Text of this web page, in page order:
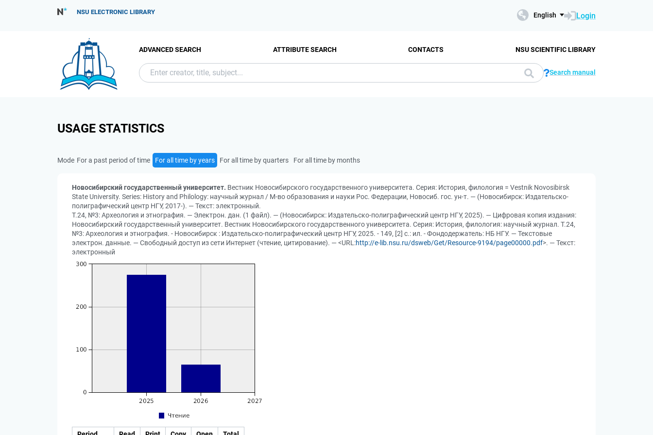
NSU ELECTRONIC LIBRARY English Login
ADVANCED SEARCH ATTRIBUTE SEARCH CONTACTS NSU SCIENTIFIC LIBRARY
Search manual
USAGE STATISTICS
Mode For a past period of time For all time by years For all time by quarters For all time by months
Новосибирский государственный университет. Вестник Новосибирского государственного университета. Серия: История, филология = Vestnik Novosibirsk
State University. Series: History and Philology: научный журнал / М-во образования и науки Рос. Федерации, Новосиб. гос. ун-т. — (Новосибирск: Издательско-
полиграфический центр НГУ, 2017-). — Текст: электронный.
Т.24, №3: Археология и этнография. — Электрон. дан. (1 файл). — (Новосибирск: Издательско-полиграфический центр НГУ, 2025). — Цифровая копия издания:
Новосибирский государственный университет. Вестник Новосибирского государственного университета. Серия: История, филология: научный журнал. Т.24,
№3: Археология и этнография. - Новосибирск : Издательско-полиграфический центр НГУ, 2025. - 149, [2] с.: ил. - Фондодержатель: НБ НГУ. — Текстовые
электрон. данные. — Свободный доступ из сети Интернет (чтение, цитирование). — <URL:http://e-lib.nsu.ru/dsweb/Get/Resource-9194/page00000.pdf>. — Текст:
электронный